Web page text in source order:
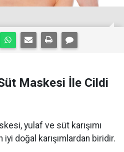
Maskesi İle Cildi
yulaf ve süt karışımı
doğal karışımlardan biridir.